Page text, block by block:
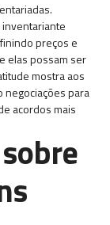
preços e
elas possam ser
mostra aos
para
acordos mais